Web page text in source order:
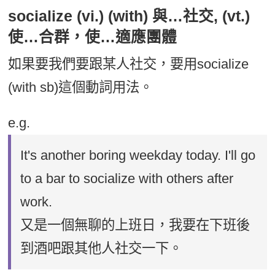
socialize (vi.) (with) 與…社交, (vt.)
使…合群，使…適應團體
如果要我們要跟某人社交，要用socialize
(with sb)這個動詞用法。
e.g.
It's another boring weekday today. I'll go
to a bar to socialize with others after
work.
又是一個無聊的上班日，我要在下班後
到酒吧跟其他人社交一下。